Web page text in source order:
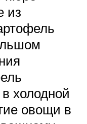
из
холодной
овощи в